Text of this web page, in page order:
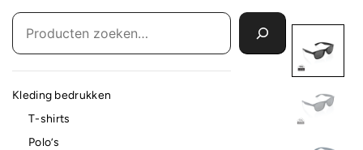
Kleding bedrukken
T-shirts
Polo’s